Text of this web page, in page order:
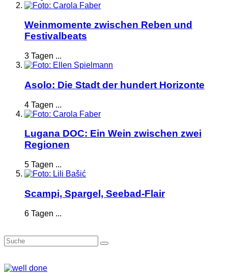
Weinmomente zwischen Reben und
Festivalbeats
3 Tagen ...
Asolo: Die Stadt der hundert Horizonte
4 Tagen ...
Lugana DOC: Ein Wein zwischen zwei
Regionen
5 Tagen ...
Scampi, Spargel, Seebad-Flair
6 Tagen ...